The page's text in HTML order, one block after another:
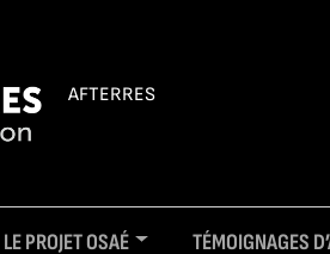
AFTERRES
LE PROJET OSAÉ TÉMOIGNAGES